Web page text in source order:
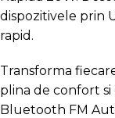
dispozitivele prin
rapid.
Transforma
plina de confort
Bluetooth FM